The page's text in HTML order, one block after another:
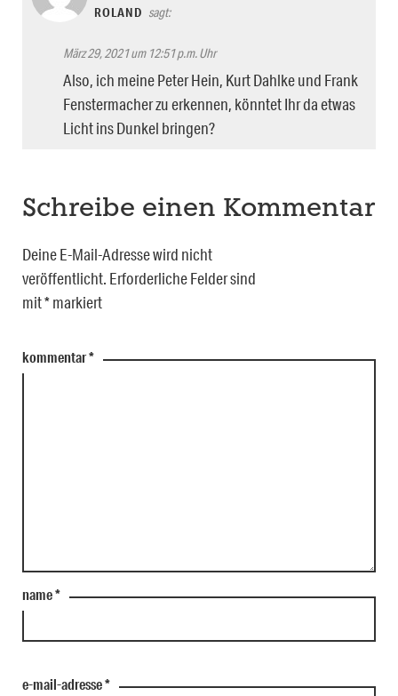
ROLAND sagt:
März 29, 2021 um 12:51 p.m. Uhr
Also, ich meine Peter Hein, Kurt Dahlke und Frank
Fenstermacher zu erkennen, könntet Ihr da etwas
Licht ins Dunkel bringen?
Schreibe einen Kommentar
Deine E-Mail-Adresse wird nicht
veröffentlicht. Erforderliche Felder sind
mit*markiert
kommentar*
name*
e-mail-adresse*